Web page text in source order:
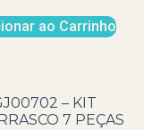
ao Carrinho
– KIT
7 PEÇAS